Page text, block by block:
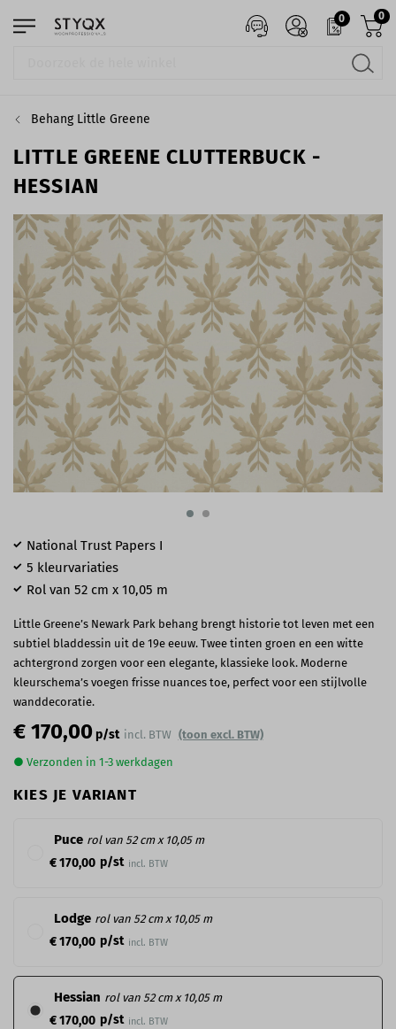
0 0
Behang Little Greene
LITTLE GREENE CLUTTERBUCK -
HESSIAN
€ 170,00p/st incl. BTW (toon excl. BTW)
● Verzonden in 1-3 werkdagen
KIES JE VARIANT
Puce rol van 52 cm x 10,05 m
€ 170,00 p/st incl. BTW
Lodge rol van 52 cm x 10,05 m
€ 170,00 p/st incl. BTW
Hessian rol van 52 cm x 10,05 m
€ 170,00 p/st incl. BTW
National Trust Papers I
5 kleurvariaties
Rol van 52 cm x 10,05 m
Little Greene’s Newark Park behang brengt historie tot leven met een
subtiel bladdessin uit de 19e eeuw. Twee tinten groen en een witte
achtergrond zorgen voor een elegante, klassieke look. Moderne
kleurschema’s voegen frisse nuances toe, perfect voor een stijlvolle
wanddecoratie.